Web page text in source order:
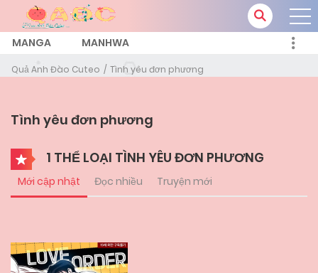
MANGA MANHWA
Quả Anh Đào Cuteo Tình yêu đơn phương
Tình yêu đơn phương
1 THỂ LOẠI TÌNH YÊU ĐƠN PHƯƠNG
Mới cập nhật Đọc nhiều Truyện mới